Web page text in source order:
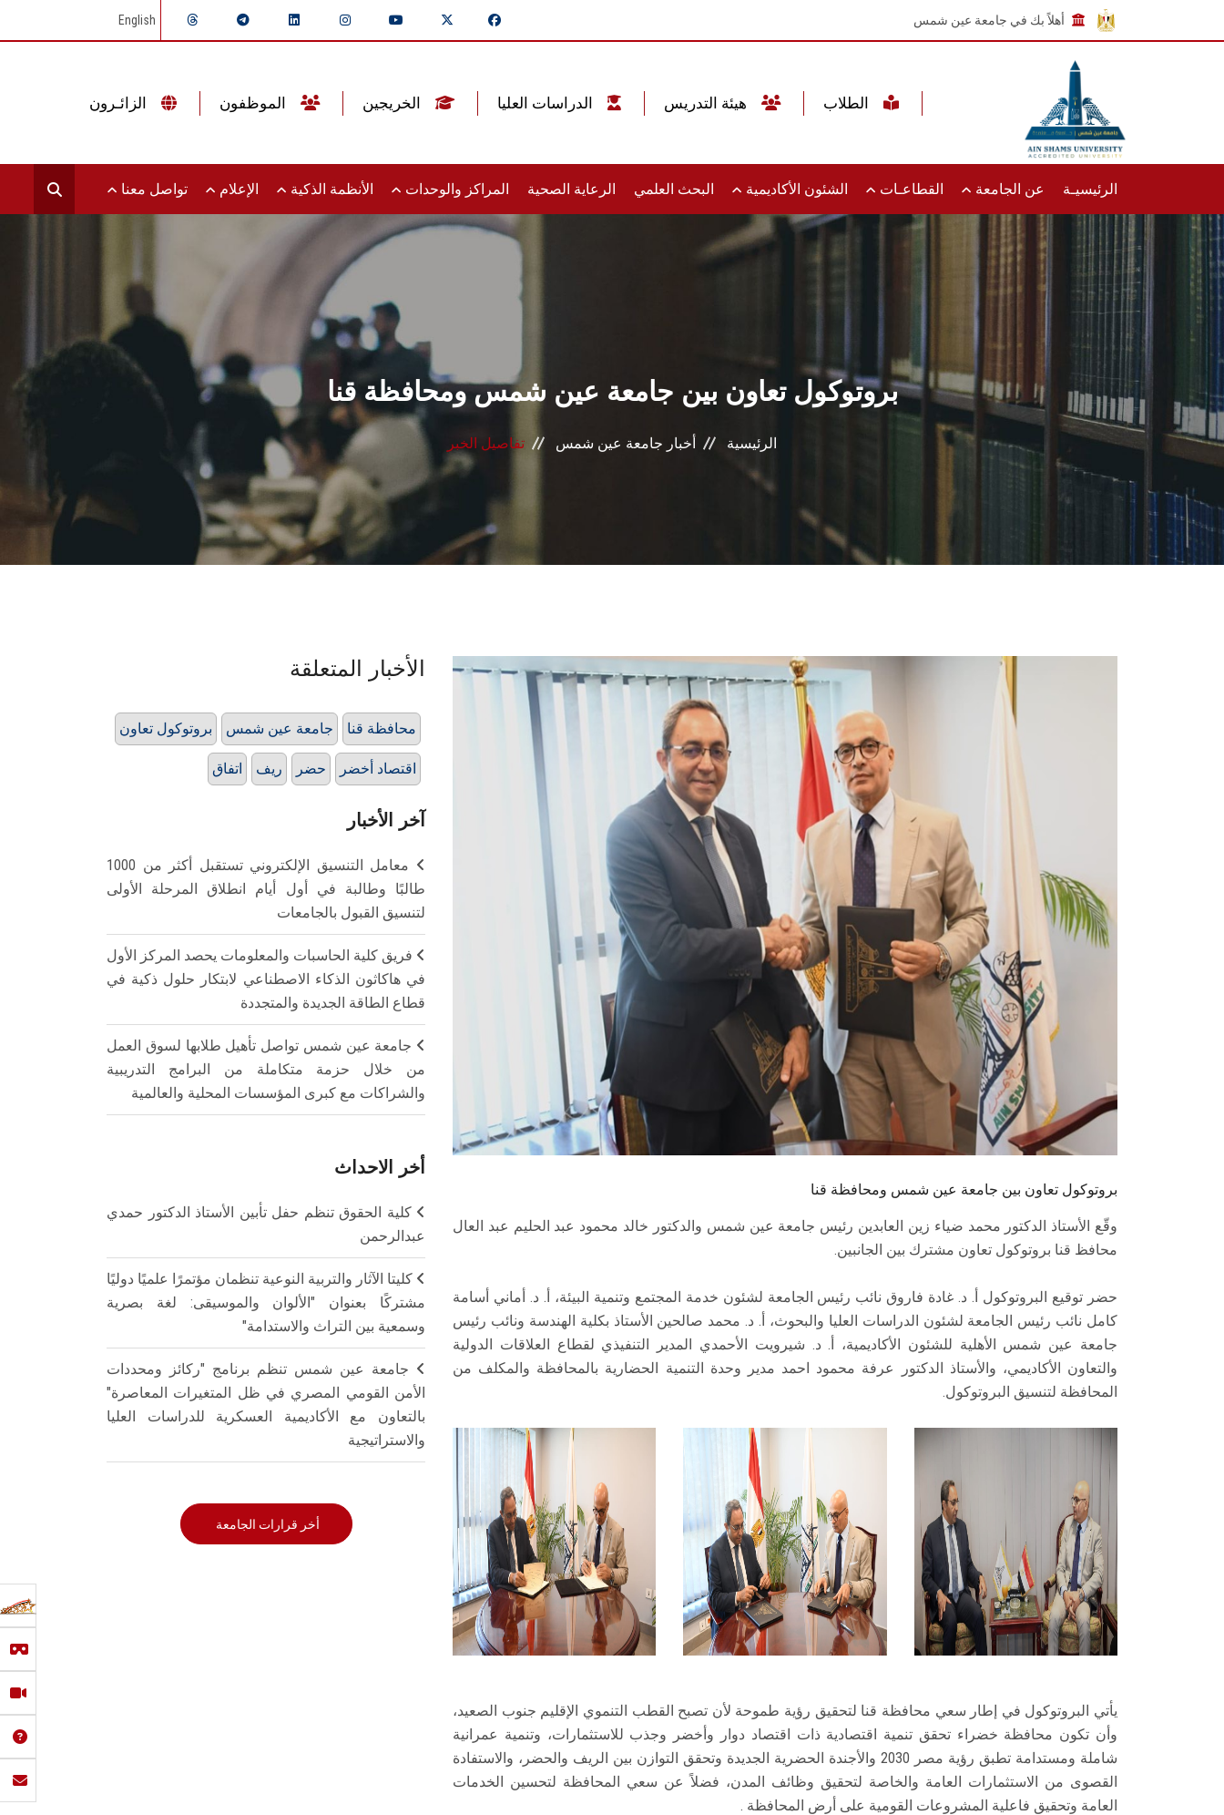
أهلاً بك في جامعة عين شمس English
الرئيسيـة عن الجامعة القطاعـات الشئون الأكاديمية البحث العلمي الرعاية الصحية المراكز والوحدات الأنظمة الذكية الإعلام تواصل معنا
بروتوكول تعاون بين جامعة عين شمس ومحافظة قنا
الرئيسية أخبار جامعة عين شمس تفاصيل الخبر
بروتوكول تعاون بين جامعة عين شمس ومحافظة قنا
وقّع الأستاذ الدكتور محمد ضياء زين العابدين رئيس جامعة عين شمس والدكتور خالد محمود عبد الحليم عبد العال
محافظ قنا بروتوكول تعاون مشترك بين الجانبين.
حضر توقيع البروتوكول أ. د. غادة فاروق نائب رئيس الجامعة لشئون خدمة المجتمع وتنمية البيئة، أ. د. أماني أسامة
كامل نائب رئيس الجامعة لشئون الدراسات العليا والبحوث، أ. د. محمد صالحين الأستاذ بكلية الهندسة ونائب رئيس
جامعة عين شمس الأهلية للشئون الأكاديمية، أ. د. شيرويت الأحمدي المدير التنفيذي لقطاع العلاقات الدولية
والتعاون الأكاديمي، والأستاذ الدكتور عرفة محمود احمد مدير وحدة التنمية الحضارية بالمحافظة والمكلف من
المحافظة لتنسيق البروتوكول.
يأتي البروتوكول في إطار سعي محافظة قنا لتحقيق رؤية طموحة لأن تصبح القطب التنموي الإقليم جنوب الصعيد،
وأن تكون محافظة خضراء تحقق تنمية اقتصادية ذات اقتصاد دوار وأخضر وجذب للاستثمارات، وتنمية عمرانية
شاملة ومستدامة تطبق رؤية مصر 2030 والأجندة الحضرية الجديدة وتحقق التوازن بين الريف والحضر، والاستفادة
القصوى من الاستثمارات العامة والخاصة لتحقيق وظائف المدن، فضلاً عن سعي المحافظة لتحسين الخدمات
العامة وتحقيق فاعلية المشروعات القومية على أرض المحافظة .
الأخبار المتعلقة
بروتوكول تعاون جامعة عين شمس محافظة قنا
اتفاق ريف حضر اقتصاد أخضر
آخر الأخبار
معامل التنسيق الإلكتروني تستقبل أكثر من 1000
طالبًا وطالبة في أول أيام انطلاق المرحلة الأولى
لتنسيق القبول بالجامعات
فريق كلية الحاسبات والمعلومات يحصد المركز الأول
في هاكاثون الذكاء الاصطناعي لابتكار حلول ذكية في
قطاع الطاقة الجديدة والمتجددة
جامعة عين شمس تواصل تأهيل طلابها لسوق العمل
من خلال حزمة متكاملة من البرامج التدريبية
والشراكات مع كبرى المؤسسات المحلية والعالمية
أخر الاحداث
كلية الحقوق تنظم حفل تأبين الأستاذ الدكتور حمدي
عبدالرحمن
كليتا الآثار والتربية النوعية تنظمان مؤتمرًا علميًا دوليًا
مشتركًا بعنوان "الألوان والموسيقى: لغة بصرية
وسمعية بين التراث والاستدامة"
جامعة عين شمس تنظم برنامج "ركائز ومحددات
الأمن القومي المصري في ظل المتغيرات المعاصرة"
بالتعاون مع الأكاديمية العسكرية للدراسات العليا
والاستراتيجية
أخر قرارات الجامعة